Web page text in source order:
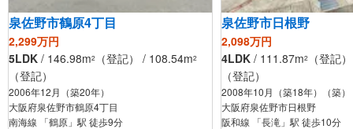
泉佐野市鶴原4丁目
2,299万円
5LDK / 146.98m2 （登記） / 108.54m2
（登記）
2006年12月（築20年）
大阪府泉佐野市鶴原4丁目
南海線 「鶴原」駅 徒歩9分
泉佐野市日根野
2,098万円
4LDK / 111.87m2
（登記
（登記）
2008年10月（築18年）（築）
大阪府泉佐野市日根野
阪和線 「長滝」駅 徒歩10分